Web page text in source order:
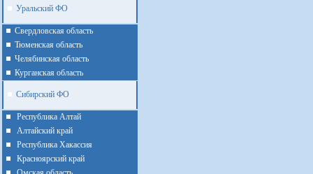
Уральский ФО
Cвердловская область
Тюменская область
Челябинская область
Курганская область
Сибирский ФО
Республика Алтай
Алтайcкий край
Республика Хакассия
Красноярский край